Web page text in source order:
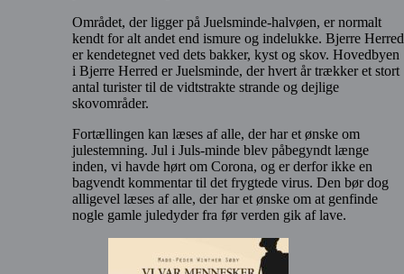
Området, der ligger på Juelsminde-halvøen, er normalt
kendt for alt andet end ismure og indelukke. Bjerre Herred
er kendetegnet ved dets bakker, kyst og skov. Hovedbyen
i Bjerre Herred er Juelsminde, der hvert år trækker et stort
antal turister til de vidtstrakte strande og dejlige
skovområder.
Fortællingen kan læses af alle, der har et ønske om
julestemning. Jul i Juls-minde blev påbegyndt længe
inden, vi havde hørt om Corona, og er derfor ikke en
bagvendt kommentar til det frygtede virus. Den bør dog
alligevel læses af alle, der har et ønske om at genfinde
nogle gamle juledyder fra før verden gik af lave.